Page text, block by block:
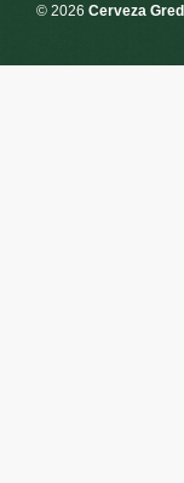
© 2026 Cerveza